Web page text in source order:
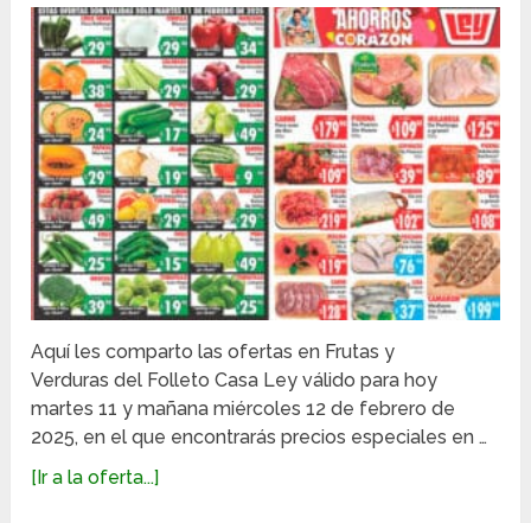
Aquí les comparto las ofertas en Frutas y
Verduras del Folleto Casa Ley válido para hoy
martes 11 y mañana miércoles 12 de febrero de
2025, en el que encontrarás precios especiales en …
[Ir a la oferta...]